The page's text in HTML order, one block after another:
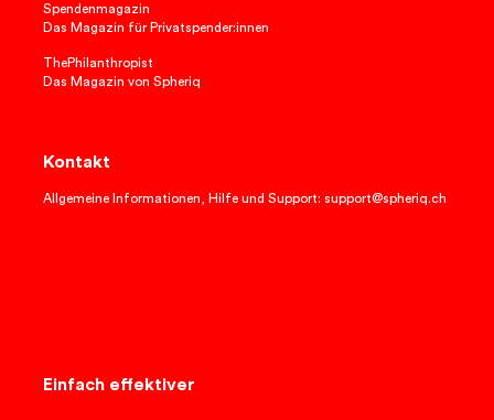
Spendenmagazin
Das Magazin für Privatspender:innen
ThePhilanthropist
Das Magazin von Spheriq
Kontakt
Allgemeine Informationen, Hilfe und Support: support@spheriq.ch
Einfach effektiver